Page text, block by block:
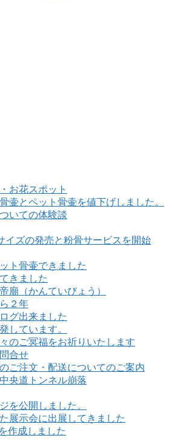
お花スポット
壷とペット骨壷を値下げしました。
いての体験談
イズの発売と粉骨サービスを開始
ト骨壷できました
きました
廟（かんていびょう）
２年
グ出来ました
しています。
のご冥福をお祈りいたします
合せ
ご注文・配送についてのご案内
央道トンネル崩落
を公開しました。
展示会に出展してきました
作成しました